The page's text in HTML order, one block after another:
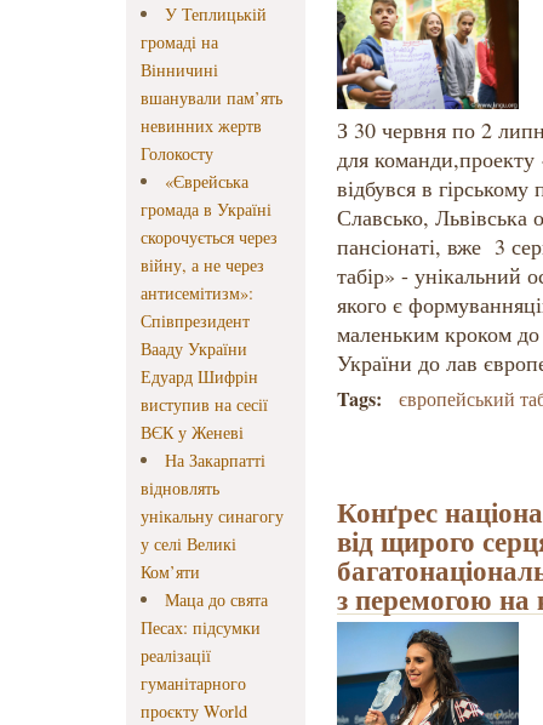
У Теплицькій
громаді на
Вінничині
вшанували пам’ять
невинних жертв
Голокосту
«Єврейська
громада в Україні
скорочується через
війну, а не через
антисемітизм»:
Співпрезидент
Вааду України
Едуард Шифрін
виступив на сесії
ВЄК у Женеві
На Закарпатті
відновлять
унікальну синагогу
у селі Великі
Ком’яти
Маца до свята
Песах: підсумки
реалізації
гуманітарного
проєкту World
З 30 червня по 2
для
відбувся в
Славсько, Львівська
пансіонаті, вже 3
табір» - унікальний
якого є
маленьким кроком до
України до лав
Tags: європейський
Конґрес
від щирого
з перемогою на